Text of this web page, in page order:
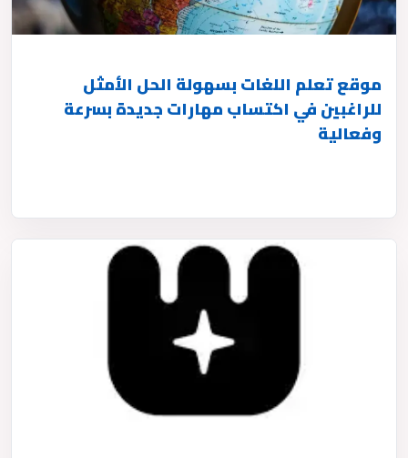
موقع تعلم اللغات بسهولة الحل الأمثل
للراغبين في اكتساب مهارات جديدة بسرعة
وفعالية